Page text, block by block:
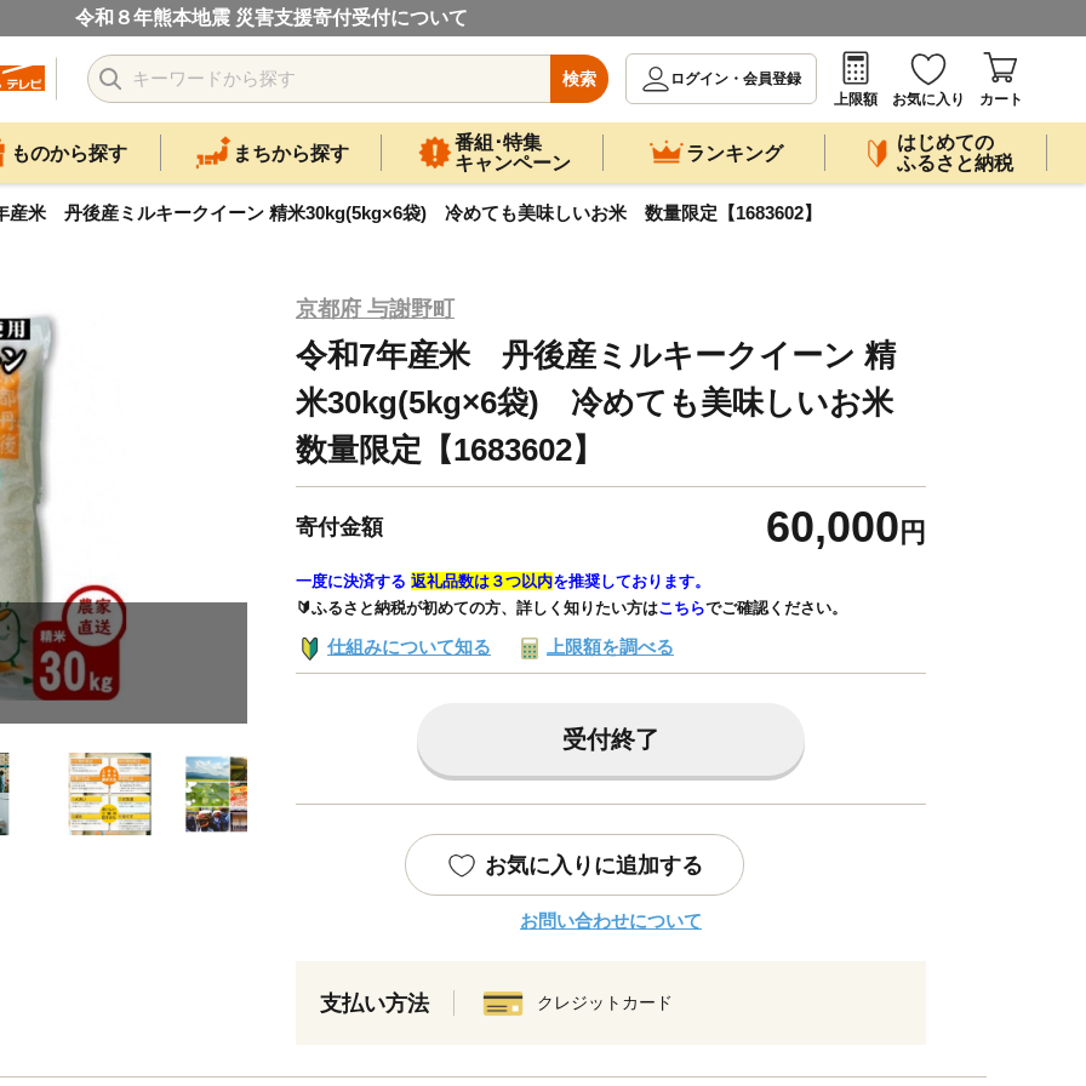
令和８年熊本地震 災害支援寄付受付について
検索
ログイン・会員登録
上限額
お気に入り カート
ものから探す まちから探す
番組･特集
キャンペーン
ランキング
はじめての
ふるさと納税
産米 丹後産ミルキークイーン 精米30kg(5kg×6袋) 冷めても美味しいお米 数量限定【1683602】
京都府 与謝野町
令和7年産米 丹後産ミルキークイーン 精
米30kg(5kg×6袋) 冷めても美味しいお米
数量限定【1683602】
寄付金額 60,000 円
一度に決済する 返礼品数は３つ以内を推奨しております。
🔰ふるさと納税が初めての方、詳しく知りたい方はこちらでご確認ください。
仕組みについて知る 上限額を調べる
受付終了
お気に入りに追加する
お問い合わせについて
支払い方法 クレジットカード